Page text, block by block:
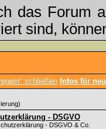
das Forum
sind,
Infos für
- DSGVO
- DSGVO & Co.